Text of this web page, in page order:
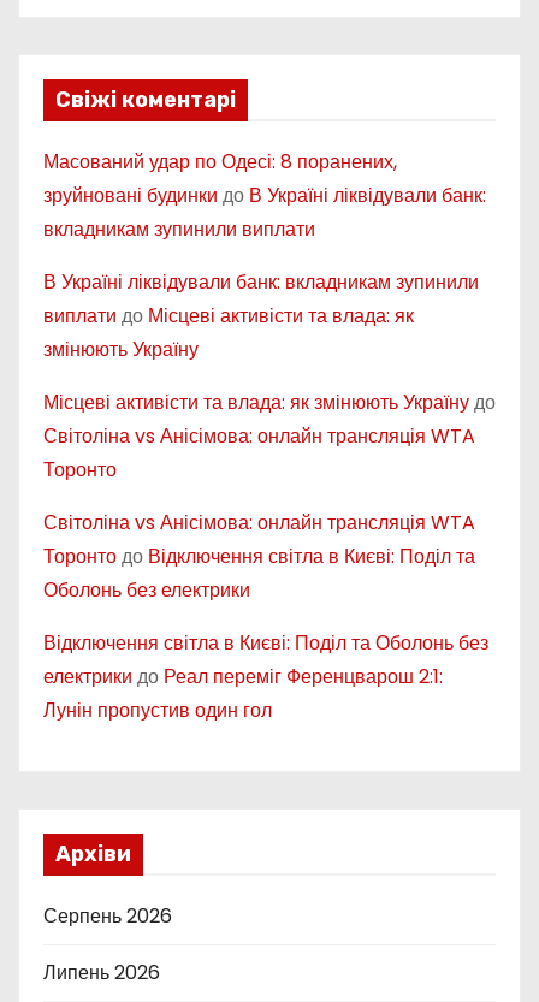
Свіжі коментарі
Масований удар по Одесі: 8 поранених,
зруйновані будинки до В Україні ліквідували банк:
вкладникам зупинили виплати
В Україні ліквідували банк: вкладникам зупинили
виплати до Місцеві активісти та влада: як
змінюють Україну
Місцеві активісти та влада: як змінюють Українудо
Світоліна vs Анісімова: онлайн трансляція WTA
Торонто
Світоліна vs Анісімова: онлайн трансляція WTA
Торонтодо Відключення світла в Києві: Поділ та
Оболонь без електрики
Відключення світла в Києві: Поділ та Оболонь без
електрики до Реал переміг Ференцварош 2:1:
Лунін пропустив один гол
Архіви
Серпень 2026
Липень 2026